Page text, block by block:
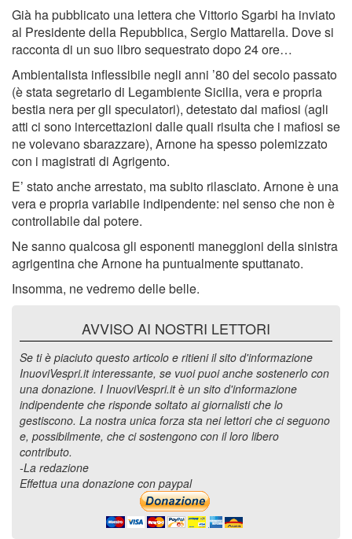
Già ha pubblicato una lettera che Vittorio Sgarbi ha inviato
al Presidente della Repubblica, Sergio Mattarella. Dove si
racconta di un suo libro sequestrato dopo 24 ore…
Ambientalista inflessibile negli anni ’80 del secolo passato
(è stata segretario di Legambiente Sicilia, vera e propria
bestia nera per gli speculatori), detestato dai mafiosi (agli
atti ci sono intercettazioni dalle quali risulta che i mafiosi se
ne volevano sbarazzare), Arnone ha spesso polemizzato
con i magistrati di Agrigento.
E’ stato anche arrestato, ma subito rilasciato. Arnone è una
vera e propria variabile indipendente: nel senso che non è
controllabile dal potere.
Ne sanno qualcosa gli esponenti maneggioni della sinistra
agrigentina che Arnone ha puntualmente sputtanato.
Insomma, ne vedremo delle belle.
AVVISO AI NOSTRI LETTORI
Se ti è piaciuto questo articolo e ritieni il sito d'informazione
InuoviVespri.it interessante, se vuoi puoi anche sostenerlo con
una donazione. I InuoviVespri.it è un sito d'informazione
indipendente che risponde soltato ai giornalisti che lo
gestiscono. La nostra unica forza sta nei lettori che ci seguono
e, possibilmente, che ci sostengono con il loro libero
contributo.
-La redazione
Effettua una donazione con paypal